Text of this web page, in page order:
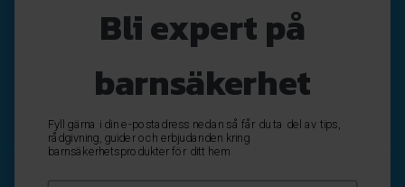
Nyhetsbrev
Avregistrera
Bli expert på
barnsäkerhet
Fyll gärna i din e-postadress nedan så får du ta del av tips,
rådgivning, guider och erbjudanden kring
barnsäkerhetsprodukter för ditt hem